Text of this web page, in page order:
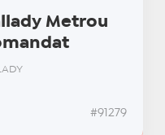
Metrou
#91279